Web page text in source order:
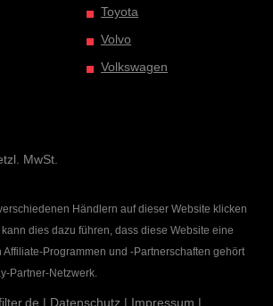
Toyota
Volvo
Volkswagen
MwSt.
Händlern auf dieser Website klicken
dies dazu führen, dass diese Website eine
Affiliate-Programmen und -Partnerschaften gehört
Partner-Netzwerk.
| Datenschutz | Impressum |